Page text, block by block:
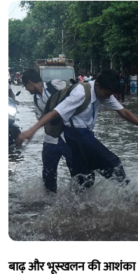
बाढ़ और भूस्खलन की आशंका